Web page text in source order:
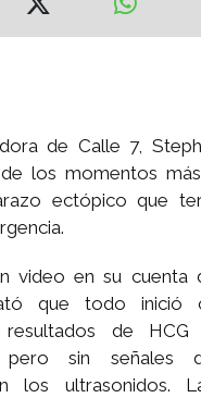
de Calle 7,
los momentos
ectópico que
video en su cuenta
que todo inició
de HCG
pero sin señales
los ultrasonidos.